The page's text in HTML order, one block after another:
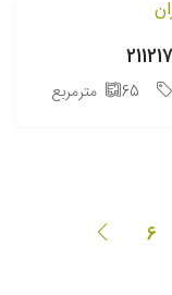
65 مترمربع
6